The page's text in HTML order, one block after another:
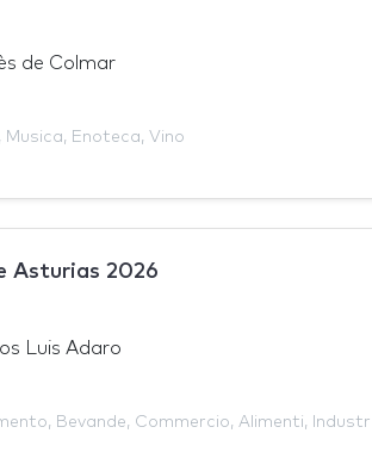
de Colmar
Musica, Enoteca, Vino
Asturias 2026
Luis Adaro
, Bevande, Commercio, Alimenti,